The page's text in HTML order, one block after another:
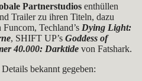
Partnerstudios enthüllen
Trailer zu ihren Titeln, dazu
Funcom, Techland’s Dying Light:
, SHIFT UP’s Goddess of
40.000: Darktide von Fatshark.
bekannt gegeben: